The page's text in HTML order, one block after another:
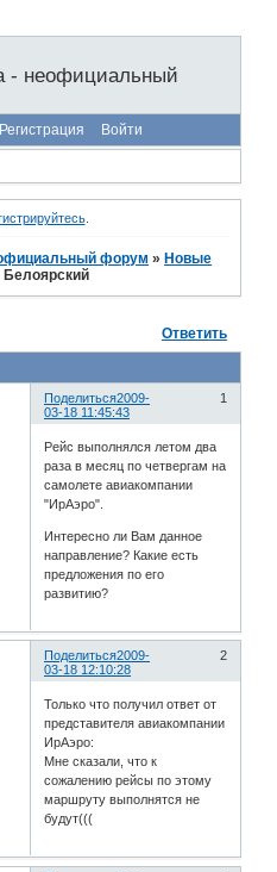
- неофициальный
Регистрация Войти
.
форум » Новые
Ответить
Поделиться 1
2009-
03-18 11:45:43
Рейс выполнялся летом два
раза в месяц по четвергам на
самолете авиакомпании
"ИрАэро".
Интересно ли Вам данное
направление? Какие есть
предложения по его
развитию?
Поделиться 2
2009-
03-18 12:10:28
Только что получил ответ от
представителя авиакомпании
ИрАэро:
Мне сказали, что к
сожалению рейсы по этому
маршруту выполнятся не
будут(((